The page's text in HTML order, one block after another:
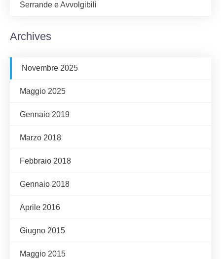
Serrande e Avvolgibili
Archives
Novembre 2025
Maggio 2025
Gennaio 2019
Marzo 2018
Febbraio 2018
Gennaio 2018
Aprile 2016
Giugno 2015
Maggio 2015